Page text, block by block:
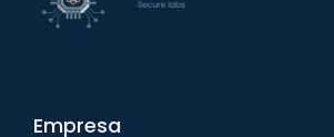
Empresa